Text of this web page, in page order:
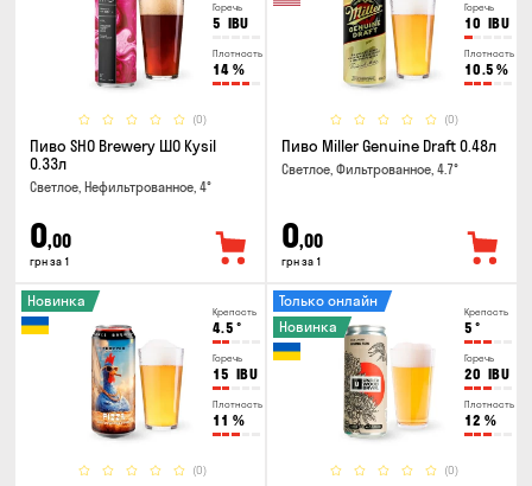
Горечь
5 IBU
Плотность
14 %
(0)
Пиво SHO Brewery ШО Kysil
0.33л
Светлое, Нефильтрованное, 4°
0,00
грн за 1
Горечь
10 IBU
Плотность
10.5 %
(0)
Пиво Miller Genuine Draft 0.48л
Светлое, Фильтрованное, 4.7°
0,00
грн за 1
Крепость
4.5 °
Горечь
15 IBU
Плотность
11 %
(0)
Новинка
Крепость
5 °
Горечь
20 IBU
Плотность
12 %
(0)
Только онлайн
Новинка